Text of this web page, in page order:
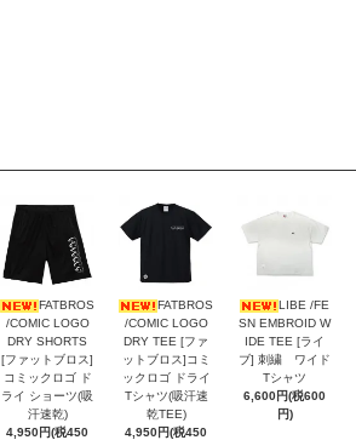
FATBROS
/COMIC LOGO
DRY SHORTS
[ファットブロス]
コミックロゴ ド
ライ ショーツ(吸
汗速乾)
4,950円(税450
FATBROS
/COMIC LOGO
DRY TEE [ファ
ットブロス]コミ
ックロゴ ドライ
Tシャツ(吸汗速
乾TEE)
4,950円(税450
LIBE /FE
SN EMBROID W
IDE TEE [ライ
ブ] 刺繍 ワイド
Tシャツ
6,600円(税600
円)